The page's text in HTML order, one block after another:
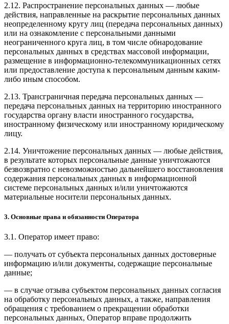
2.12. Распространение персональных данных — любые
действия, направленные на раскрытие персональных данных
неопределенному кругу лиц (передача персональных данных)
или на ознакомление с персональными данными
неограниченного круга лиц, в том числе обнародование
персональных данных в средствах массовой информации,
размещение в информационно-телекоммуникационных сетях
или предоставление доступа к персональным данным каким-
либо иным способом.
2.13. Трансграничная передача персональных данных —
передача персональных данных на территорию иностранного
государства органу власти иностранного государства,
иностранному физическому или иностранному юридическому
лицу.
2.14. Уничтожение персональных данных — любые действия,
в результате которых персональные данные уничтожаются
безвозвратно с невозможностью дальнейшего восстановления
содержания персональных данных в информационной
системе персональных данных и/или уничтожаются
материальные носители персональных данных.
3. Основные права и обязанности Оператора
3.1. Оператор имеет право:
— получать от субъекта персональных данных достоверные
информацию и/или документы, содержащие персональные
данные;
— в случае отзыва субъектом персональных данных согласия
на обработку персональных данных, а также, направления
обращения с требованием о прекращении обработки
персональных данных, Оператор вправе продолжить